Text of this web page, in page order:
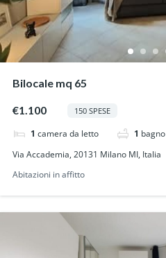
Bilocale mq 65
€1.100 150 SPESE
1 camera da letto 1 bagno
Via Accademia, 20131 Milano MI, Italia
Abitazioni in affitto